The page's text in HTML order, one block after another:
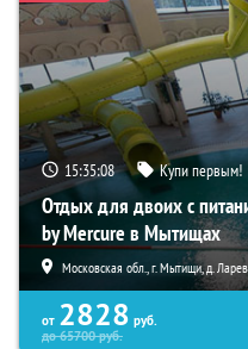
15:35:06 Купи первым!
Отдых для двоих с
by Mercure в Мытищах
Московская обл., г. Мытищи, д.
от 2828 руб.
до65700руб.